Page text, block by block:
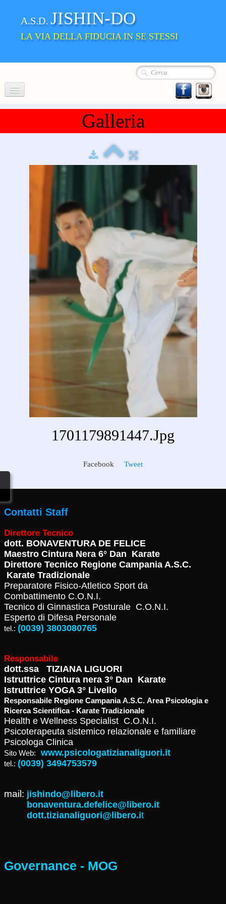
A.S.D. JISHIN-DO
LA VIA DELLA FIDUCIA IN SE STESSI
Home
Galleria
1701179891447.jpg
Facebook Tweet
Contatti Staff
Direttore Tecnico
dott. BONAVENTURA DE FELICE
Maestro Cintura Nera 6° Dan Karate
Direttore Tecnico Regione Campania A.S.C.
Karate Tradizionale
Preparatore Fisico-Atletico Sport da
Combattimento C.O.N.I.
Tecnico di Ginnastica Posturale C.O.N.I.
Esperto di Difesa Personale
tel.: (0039) 3803080765
Responsabile
dott.ssa TIZIANA LIGUORI
Istruttrice Cintura nera 3° Dan Karate
Istruttrice YOGA 3° Livello
Responsabile Regione Campania A.S.C. Area Psicologia e
Ricerca Scientifica - Karate Tradizionale
Health e Wellness Specialist C.O.N.I.
Psicoterapeuta sistemico relazionale e familiare
Psicologa Clinica
Sito Web: www.psicologatizianaliguori.it
tel.: (0039) 3494753579
mail: jishindo@libero.it
bonaventura.defelice@libero.it
dott.tizianaliguori@libero.it
Governance - MOG